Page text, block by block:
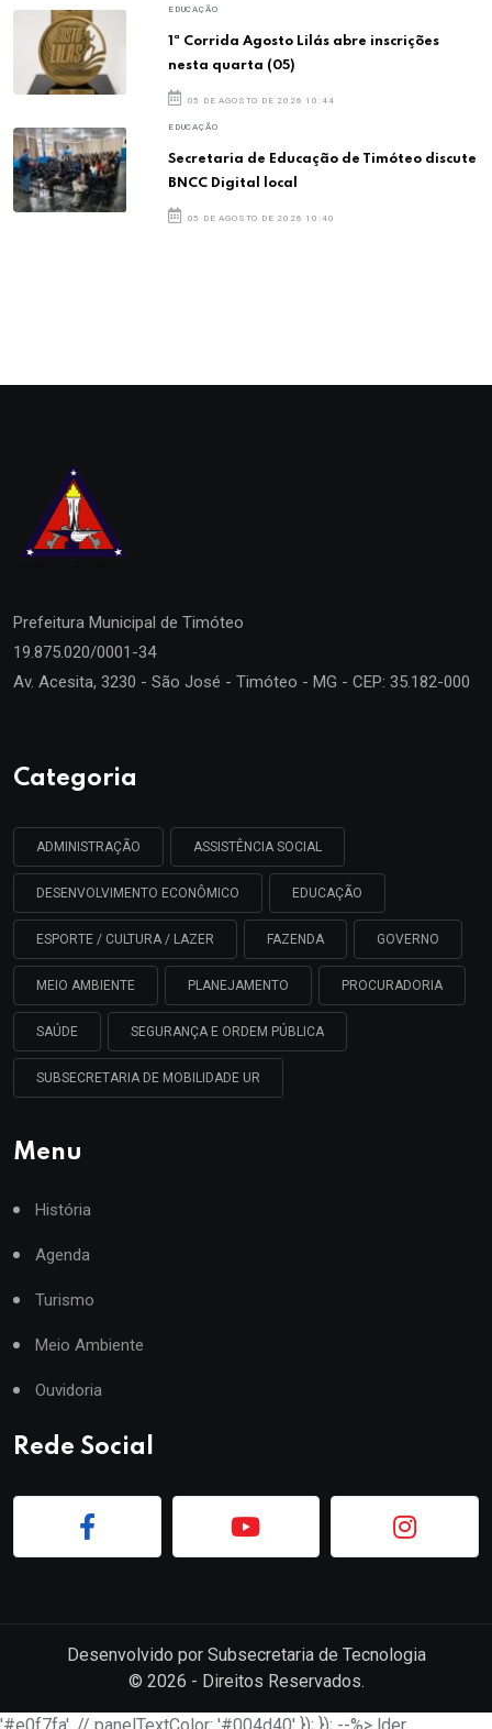
EDUCAÇÃO
1ª Corrida Agosto Lilás abre inscrições
nesta quarta (05)
05 DE AGOSTO DE 2026 10:44
EDUCAÇÃO
Secretaria de Educação de Timóteo discute
BNCC Digital local
05 DE AGOSTO DE 2026 10:40
Prefeitura Municipal de Timóteo
19.875.020/0001-34
Av. Acesita, 3230 - São José - Timóteo - MG - CEP: 35.182-000
Categoria
ADMINISTRAÇÃO ASSISTÊNCIA SOCIAL
DESENVOLVIMENTO ECONÔMICO EDUCAÇÃO
ESPORTE / CULTURA / LAZER FAZENDA GOVERNO
MEIO AMBIENTE PLANEJAMENTO PROCURADORIA
SAÚDE SEGURANÇA E ORDEM PÚBLICA
SUBSECRETARIA DE MOBILIDADE UR
Menu
História
Agenda
Turismo
Meio Ambiente
Ouvidoria
Rede Social
Desenvolvido por Subsecretaria de Tecnologia
© 2026 - Direitos Reservados.
'#e0f7fa', // panelTextColor: '#004d40' }); }); --%> lder